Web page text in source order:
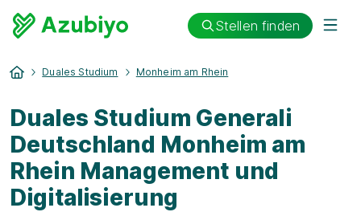
Stellen finden
Duales Studium Monheim am Rhein
Duales Studium Generali
Deutschland Monheim am
Rhein Management und
Digitalisierung